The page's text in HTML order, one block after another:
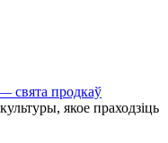
свята продкаў
якое праходзіць